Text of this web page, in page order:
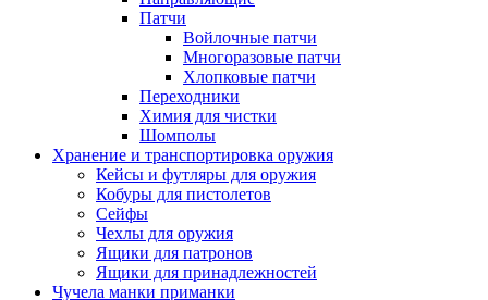
Патчи
Войлочные патчи
Многоразовые патчи
Хлопковые патчи
Переходники
Химия для чистки
Шомполы
Хранение и транспортировка оружия
Кейсы и футляры для оружия
Кобуры для пистолетов
Сейфы
Чехлы для оружия
Ящики для патронов
Ящики для принадлежностей
Чучела манки приманки